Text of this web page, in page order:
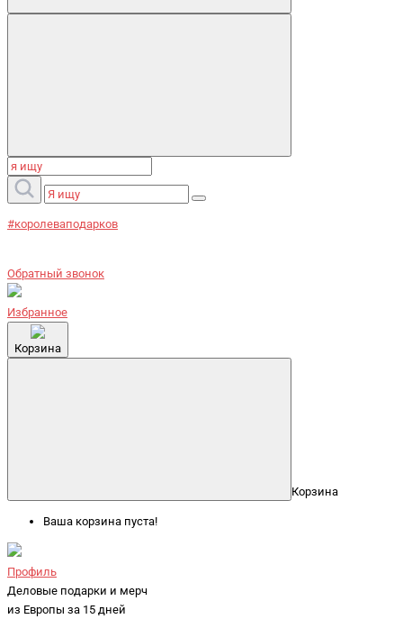
#королеваподарков
Обратный звонок
Избранное
Корзина
Корзина
Ваша корзина пуста!
Профиль
Деловые подарки и мерч
из Европы за 15 дней